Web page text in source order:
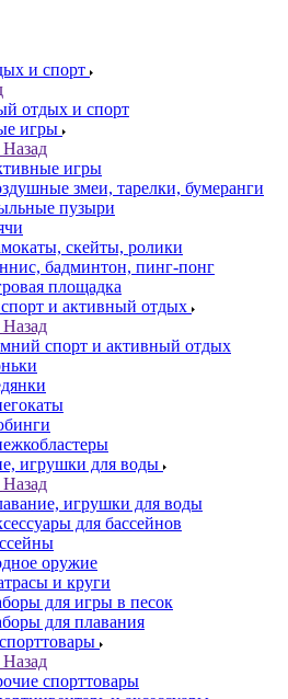
и спорт
отдых и спорт
игры
Назад
игры
змеи, тарелки, бумеранги
пузыри
скейты, ролики
бадминтон, пинг-понг
площадка
и активный отдых
Назад
спорт и активный отдых
игрушки для воды
Назад
игрушки для воды
для бассейнов
оружие
и круги
для игры в песок
для плавания
Назад
спорттовары